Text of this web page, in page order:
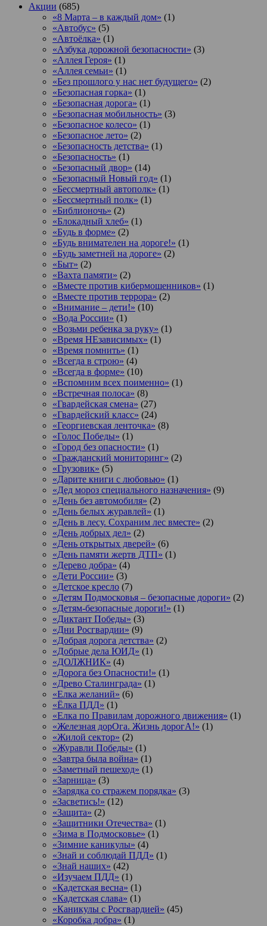
Акции (685)
«8 Марта – в каждый дом» (1)
«Автобус» (5)
«Автоёлка» (1)
«Азбука дорожной безопасности» (3)
«Аллея Героя» (1)
«Аллея семьи» (1)
«Без прошлого у нас нет будущего» (2)
«Безопасная горка» (1)
«Безопасная дорога» (1)
«Безопасная мобильность» (3)
«Безопасное колесо» (1)
«Безопасное лето» (2)
«Безопасность детства» (1)
«Безопасность» (1)
«Безопасный двор» (14)
«Безопасный Новый год» (1)
«Бессмертный автополк» (1)
«Бессмертный полк» (1)
«Библионочь» (2)
«Блокадный хлеб» (1)
«Будь в форме» (2)
«Будь внимателен на дороге!» (1)
«Будь заметней на дороге» (2)
«Быт» (2)
«Вахта памяти» (2)
«Вместе против кибермошенников» (1)
«Вместе против террора» (2)
«Внимание – дети!» (10)
«Вода России» (1)
«Возьми ребенка за руку» (1)
«Время НЕзависимых» (1)
«Время помнить» (1)
«Всегда в строю» (4)
«Всегда в форме» (10)
«Вспомним всех поименно» (1)
«Встречная полоса» (8)
«Гвардейская смена» (27)
«Гвардейский класс» (24)
«Георгиевская ленточка» (8)
«Голос Победы» (1)
«Город без опасности» (1)
«Гражданский мониторинг» (2)
«Грузовик» (5)
«Дарите книги с любовью» (1)
«Дед мороз специального назначения» (9)
«День без автомобиля» (2)
«День белых журавлей» (1)
«День в лесу. Сохраним лес вместе» (2)
«День добрых дел» (2)
«День открытых дверей» (6)
«День памяти жертв ДТП» (1)
«Дерево добра» (4)
«Дети России» (3)
«Детское кресло (7)
«Детям Подмосковья – безопасные дороги» (2)
«Детям-безопасные дороги!» (1)
«Диктант Победы» (3)
«Дни Росгвардии» (9)
«Добрая дорога детства» (2)
«Добрые дела ЮИД» (1)
«ДОЛЖНИК» (4)
«Дорога без Опасности!» (1)
«Древо Сталинграда» (1)
«Елка желаний» (6)
«Ёлка ПДД» (1)
«Елка по Правилам дорожного движения» (1)
«Железная дорОга. Жизнь дорогА!» (1)
«Жилой сектор» (2)
«Журавли Победы» (1)
«Завтра была война» (1)
«Заметный пешеход» (1)
«Зарница» (3)
«Зарядка со стражем порядка» (3)
«Засветись!» (12)
«Защита» (2)
«Защитники Отечества» (1)
«Зима в Подмосковье» (1)
«Зимние каникулы» (4)
«Знай и соблюдай ПДД» (1)
«Знай наших» (42)
«Изучаем ПДД» (1)
«Кадетская весна» (1)
«Кадетская слава» (1)
«Каникулы с Росгвардией» (45)
«Коробка добра» (1)